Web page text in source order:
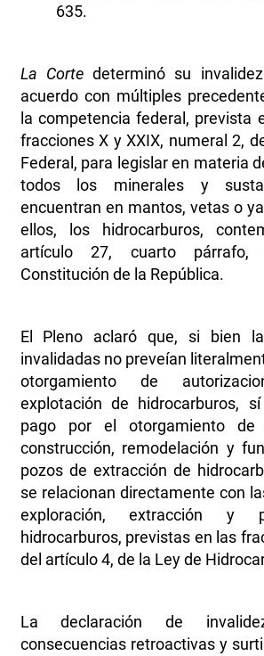
635.
La Cortedeterminó su
acuerdo con múltiples
la competencia federal, prevista
fracciones X y XXIX, numeral 2,
Federal, para legislar en materia
todos los minerales y
encuentran en mantos, vetas o
ellos, los hidrocarburos,
artículo 27, cuarto
Constitución de la República.
El Pleno aclaró que, si bien
invalidadas no preveían
otorgamiento de
explotación de hidrocarburos,
pago por el otorgamiento de
construcción, remodelación y
pozos de extracción de
se relacionan directamente con
exploración, extracción y
hidrocarburos, previstas en las
del artículo 4, de la Ley de
La declaración de
consecuencias retroactivas y